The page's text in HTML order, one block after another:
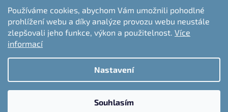
Používáme cookies, abychom Vám umožnili pohodlné
prohlížení webu a díky analýze provozu webu neustále
zlepšovali jeho funkce, výkon a použitelnost. Více
informací
Nastavení
Souhlasím
Moje objednávka
Odstoupení od kupní smlouvy
Vytvořil Shoptet
nabytek-jelen.cz. Všechna práva vyhrazena.